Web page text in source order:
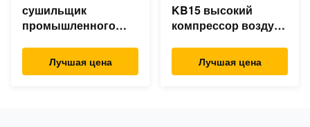
сушильщик
промышленного
воздуха 220v
электрический
Лучшая цена
KB15 высокий
компрессор воздуха
машины давления
30Bar
Лучшая цена